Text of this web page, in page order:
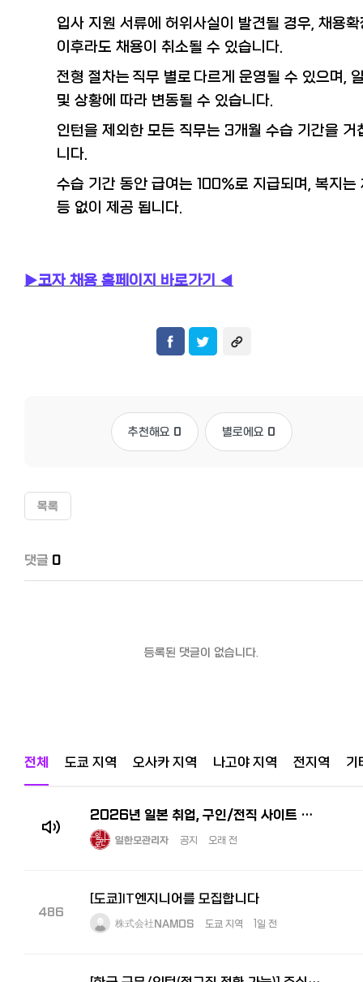
입사 지원 서류에 허위사실이 발견될 경우, 채용확
이후라도 채용이 취소될 수 있습니다.
전형 절차는 직무 별로 다르게 운영될 수 있으며,
및 상황에 따라 변동될 수 있습니다.
인턴을 제외한 모든 직무는 3개월 수습 기간을 거
니다.
수습 기간 동안 급여는 100%로 지급되며, 복지는
등 없이 제공 됩니다.
▶코자 채용 홈페이지 바로가기◀
추천해요 0 별로에요 0
목록
댓글 0
등록된 댓글이 없습니다.
전체 도쿄 지역 오사카 지역 나고야 지역 전지역 기
2026년 일본 취업, 구인/전직 사이트 추천! 한국인 선배가 전수하는 꿀팁과 구직 시장
일한모관리자 공지 오래 전
486
[도쿄]IT엔지니어를 모집합니다
株式会社NAMOS 도쿄 지역 1일 전